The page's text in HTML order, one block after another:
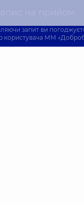
запит ви
користувача ММ